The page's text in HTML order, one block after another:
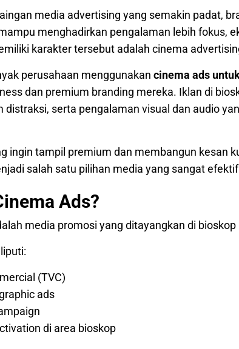
media advertising yang semakin padat,
menghadirkan pengalaman lebih fokus,
karakter tersebut adalah cinema
perusahaan menggunakan cinema ads
dan premium branding mereka. Iklan di
distraksi, serta pengalaman visual dan audio
ingin tampil premium dan membangun kesan
salah satu pilihan media yang sangat
Ads?
media promosi yang ditayangkan di
(TVC)
ads
di area bioskop